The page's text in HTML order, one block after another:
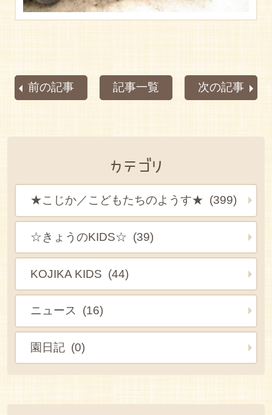
前の記事 記事一覧 次の記事
カテゴリ
★こじか／こどもたちのようす★ (399)
☆きょうのKIDS☆ (39)
KOJIKA KIDS (44)
ニュース (16)
園日記 (0)